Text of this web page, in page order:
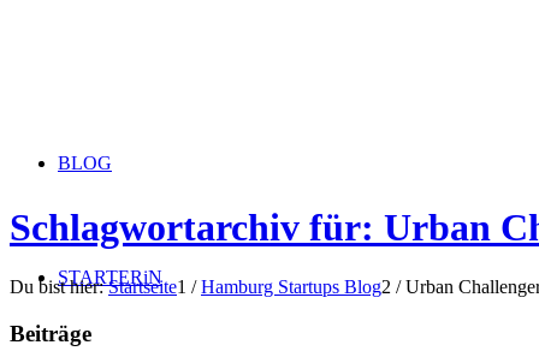
BLOG
STARTERiN
Schlagwortarchiv für: Urban
Du bist hier: Startseite1 / Hamburg Startups Blog2 / Urban
Beiträge